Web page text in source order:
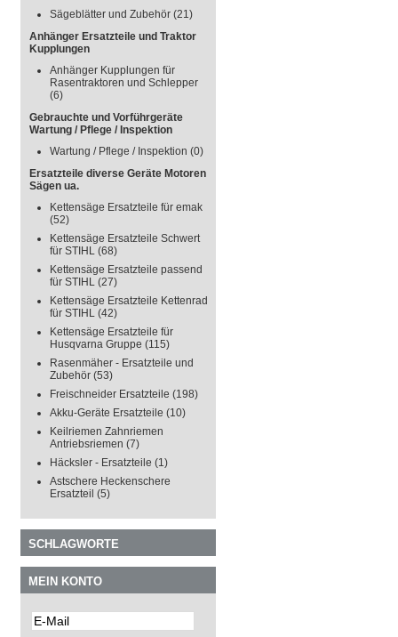
Sägeblätter und Zubehör (21)
Anhänger Ersatzteile und Traktor
Kupplungen
Anhänger Kupplungen für
Rasentraktoren und Schlepper
(6)
Gebrauchte und Vorführgeräte
Wartung / Pflege / Inspektion
Wartung / Pflege / Inspektion (0)
Ersatzteile diverse Geräte Motoren
Sägen ua.
Kettensäge Ersatzteile für emak
(52)
Kettensäge Ersatzteile Schwert
für STIHL (68)
Kettensäge Ersatzteile passend
für STIHL (27)
Kettensäge Ersatzteile Kettenrad
für STIHL (42)
Kettensäge Ersatzteile für
Husqvarna Gruppe (115)
Rasenmäher - Ersatzteile und
Zubehör (53)
Freischneider Ersatzteile (198)
Akku-Geräte Ersatzteile (10)
Keilriemen Zahnriemen
Antriebsriemen (7)
Häcksler - Ersatzteile (1)
Astschere Heckenschere
Ersatzteil (5)
SCHLAGWORTE
MEIN KONTO